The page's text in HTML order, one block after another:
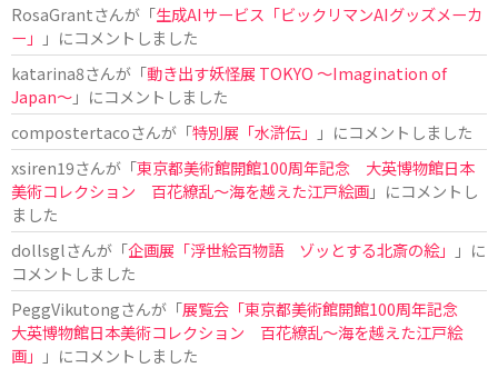
RosaGrantさんが「生成AIサービス「ビックリマンAIグッズメーカ
ー」
」にコメントしました
katarina8さんが「動き出す妖怪展 TOKYO 〜Imagination of
Japan〜」にコメントしました
compostertacoさんが「特別展「水滸伝」
」にコメントしました
xsiren19さんが「東京都美術館開館100周年記念 大英博物館日本
美術コレクション 百花繚乱～海を越えた江戸絵画」にコメントし
ました
dollsglさんが「企画展「浮世絵百物語 ゾッとする北斎の絵」
」に
コメントしました
PeggVikutongさんが「展覧会「東京都美術館開館100周年記念
大英博物館日本美術コレクション 百花繚乱〜海を越えた江戸絵
画」
」にコメントしました